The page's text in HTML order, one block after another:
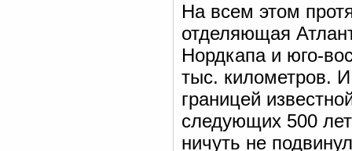
На всем этом
отделяющая
Нордкапа и юго-
тыс. километров. И
границей
следующих 500
ничуть не